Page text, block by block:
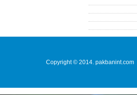
Copyright © 2014. pakbanint.com